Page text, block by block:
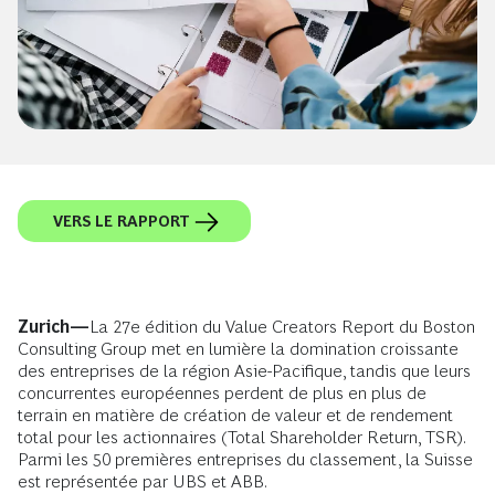
VERS LE RAPPORT
Zurich—La 27e édition du Value Creators Report du Boston
Consulting Group met en lumière la domination croissante
des entreprises de la région Asie-Pacifique, tandis que leurs
concurrentes européennes perdent de plus en plus de
terrain en matière de création de valeur et de rendement
total pour les actionnaires (Total Shareholder Return, TSR).
Parmi les 50 premières entreprises du classement, la Suisse
est représentée par UBS et ABB.